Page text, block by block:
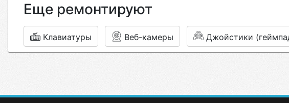
Еще ремонтируют
Клавиатуры Веб-камеры Джойстики